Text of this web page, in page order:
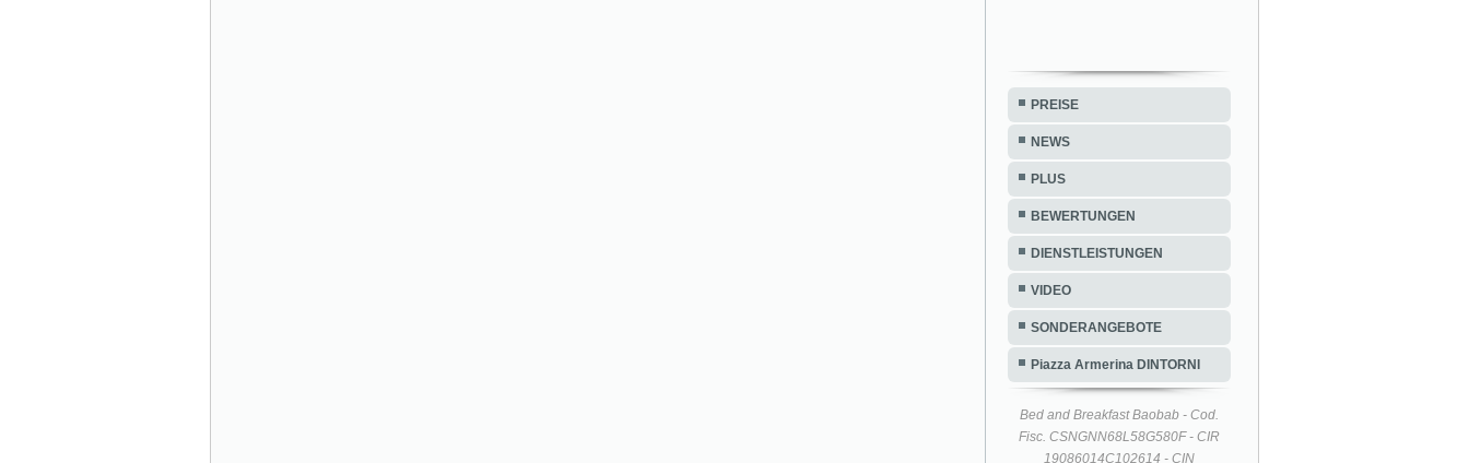
PREISE
NEWS
PLUS
BEWERTUNGEN
DIENSTLEISTUNGEN
VIDEO
SONDERANGEBOTE
Piazza Armerina DINTORNI
Bed and Breakfast Baobab - Cod.
Fisc. CSNGNN68L58G580F - CIR
19086014C102614 - CIN